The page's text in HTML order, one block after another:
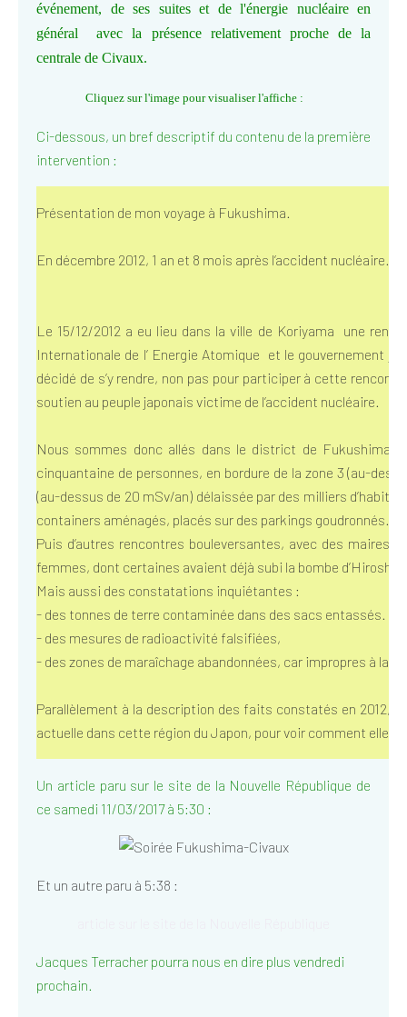
événement, de ses suites et de l'énergie nucléaire en
général avec la présence relativement proche de la
centrale de Civaux.
Cliquez sur l'image pour visualiser l'affiche :
Ci-dessous, un bref descriptif du contenu de la première
intervention :
Présentation de mon voyage à Fukushima.
En décembre 2012, 1 an et 8 mois après l’accident nucléaire.
Le 15/12/2012 a eu lieu dans la ville de Koriyama une
Internationale de l’ Energie Atomique et le gouvernement
décidé de s’y rendre, non pas pour participer à cette
soutien au peuple japonais victime de l’accident nucléaire.
Nous sommes donc allés dans le district de Fukushima
cinquantaine de personnes, en bordure de la zone 3 (au-
(au-dessus de 20 mSv/an) délaissée par des milliers
containers aménagés, placés sur des parkings goudronnés.
Puis d’autres rencontres bouleversantes, avec des maires
femmes, dont certaines avaient déjà subi la bombe
Mais aussi des constatations inquiétantes :
- des tonnes de terre contaminée dans des sacs entassés.
- des mesures de radioactivité falsifiées,
- des zones de maraîchage abandonnées, car impropres à la
Parallèlement à la description des faits constatés en 2012,
actuelle dans cette région du Japon, pour voir comment elle a
Un article paru sur le site de la Nouvelle République de
ce samedi 11/03/2017 à 5:30 :
Et un autre paru à 5:38 :
Jacques Terracher pourra nous en dire plus vendredi
prochain.